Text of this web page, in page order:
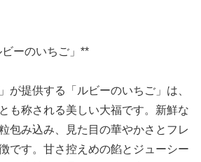
ーのいちご」**
が提供する「ルビーのいちご」は、
も称される美しい大福です。新鮮な
包み込み、見た目の華やかさとフレ
です。甘さ控えめの餡とジューシー